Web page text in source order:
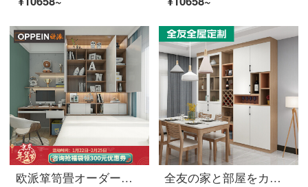
欧派箪笥畳オーダーメイド青少年家具セット多機能室全体畳カスタムセット価格
全友の家と部屋をカスタマイズして現代の居酒屋を注文して注文して注文します。全体的に現代的で簡単に注文して誠意の金を注文します。